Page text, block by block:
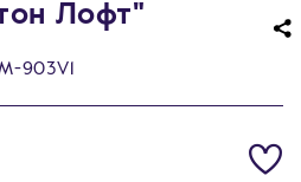
Лофт"
903V1